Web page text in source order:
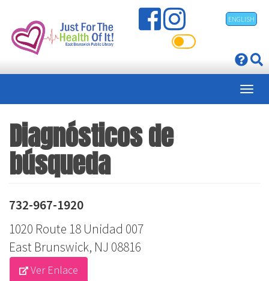
contenido
ENGLISH
Diagnósticos de
búsqueda
732-967-1920
1020 Route 18 Unidad 007
East Brunswick, NJ 08816
Ver Enlace